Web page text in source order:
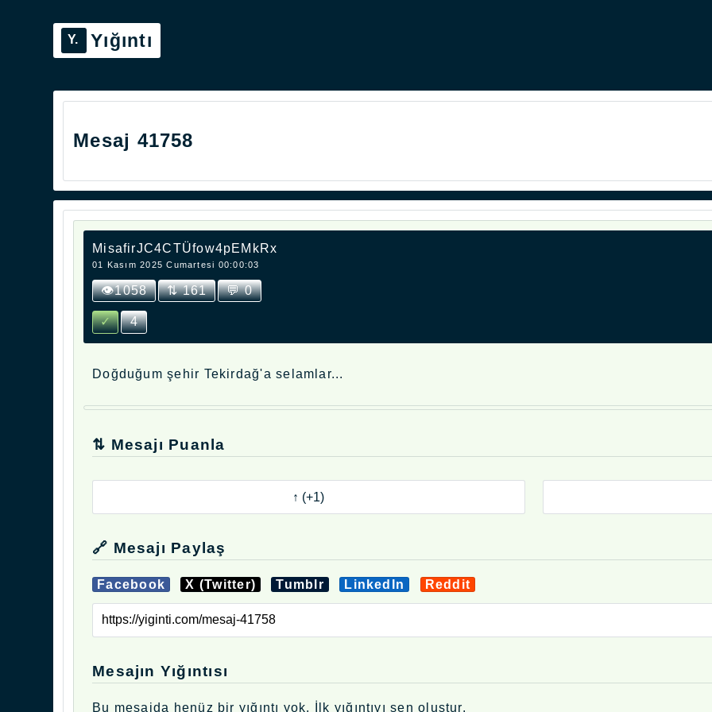
Yığıntı
Mesaj 41758
MisafirJC4CTÜfow4pEMkRx
01 Kasım 2025 Cumartesi 00:00:03
👁1058 ⇅ 161 💬 0
✓ 4
Doğduğum şehir Tekirdağ'a selamlar...
⇅ Mesajı Puanla
🔗 Mesajı Paylaş
Facebook X (Twitter) Tumblr LinkedIn Reddit
Mesajın Yığıntısı
Bu mesajda henüz bir yığıntı yok. İlk yığıntıyı sen oluştur.